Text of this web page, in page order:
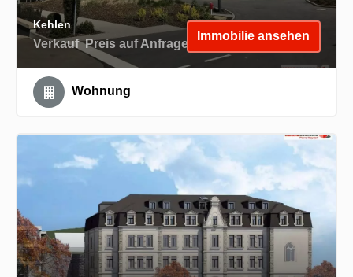
Kehlen
Verkauf Preis auf Anfrage
Immobilie ansehen
Wohnung